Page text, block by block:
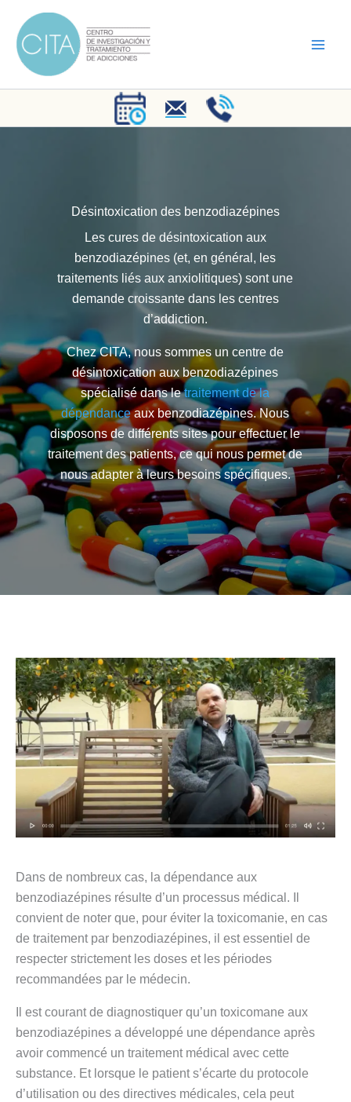
contenu
Désintoxication des benzodiazépines
Les cures de désintoxication aux
benzodiazépines (et, en général, les
traitements liés aux anxiolitiques) sont une
demande croissante dans les centres
d’addiction.
Chez CITA, nous sommes un centre de
désintoxication aux benzodiazépines
spécialisé dans letraitement de la
dépendanceaux benzodiazépines. Nous
disposons de différents sites pour effectuer le
traitement des patients, ce qui nous permet de
nous adapter à leurs besoins spécifiques.
Dans de nombreux cas, la dépendance aux
benzodiazépines résulte d’un processus médical. Il
convient de noter que, pour éviter la toxicomanie, en cas
de traitement par benzodiazépines, il est essentiel de
respecter strictement les doses et les périodes
recommandées par le médecin.
Il est courant de diagnostiquer qu’un toxicomane aux
benzodiazépines a développé une dépendance après
avoir commencé un traitement médical avec cette
substance. Et lorsque le patient s’écarte du protocole
d’utilisation ou des directives médicales, cela peut